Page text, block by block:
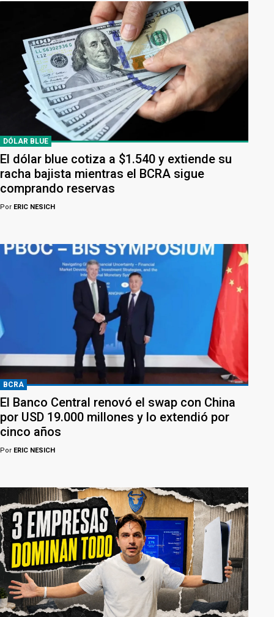
DÓLAR BLUE
El dólar blue cotiza a $1.540 y extiende su
racha bajista mientras el BCRA sigue
comprando reservas
Por ERIC NESICH
BCRA
El Banco Central renovó el swap con China
por USD 19.000 millones y lo extendió por
cinco años
Por ERIC NESICH